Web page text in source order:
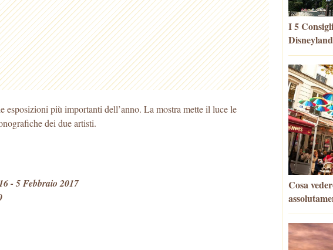
esposizioni più importanti dell’anno. La mostra mette il luce le
dei due artisti.
- 5 Febbraio 2017
I 5
Cosa